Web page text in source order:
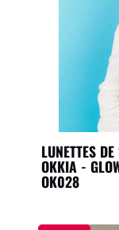
LUNETTES
OKKIA -
OK028